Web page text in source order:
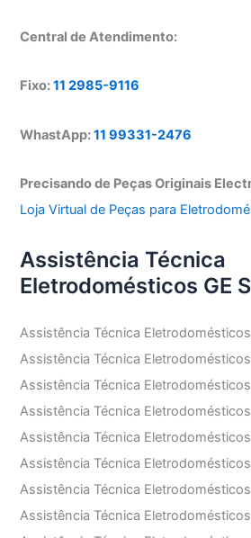
Central de Atendimento:
Fixo:11 2985-9116
WhastApp:11 99331-2476
Precisando de Peças Originais
Loja Virtual de Peças para
Assistência Técnica
Eletrodomésticos GE
Assistência Técnica
Assistência Técnica
Assistência Técnica
Assistência Técnica
Assistência Técnica
Assistência Técnica
Assistência Técnica
Assistência Técnica